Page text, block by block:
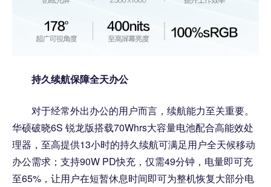
持久续航保障全天办公
对于经常外出办公的用户而言，续航能力至关重要。
华硕破晓6S 锐龙版搭载70Whrs大容量电池配合高能效处
理器，至高提供13小时的持久续航可满足用户全天候移动
办公需求；支持90W PD快充，仅需49分钟，电量即可充
至65%，让用户在短暂休息时间即可为整机恢复大部分电